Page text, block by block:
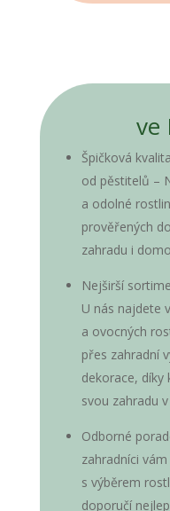
ve
Špičková
od pěstitelů –
a odolné
prověřených
zahradu i
Nejširší
U nás najdete
a ovocných
přes zahradní
dekorace,
svou zahradu
Odborné
zahradníci
s výběrem
doporučí